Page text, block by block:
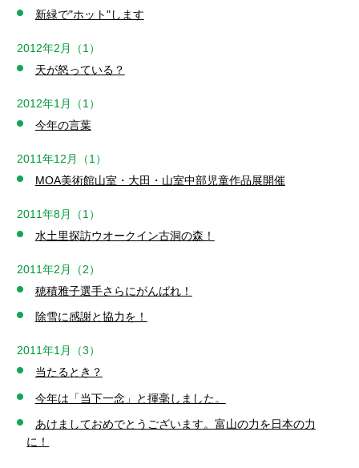
新緑で"ホット"します
2012年2月（1）
天が怒っている？
2012年1月（1）
今年の言葉
2011年12月（1）
MOA美術館山室・大田・山室中部児童作品展開催
2011年8月（1）
水土里探訪ウオークイン古洞の森！
2011年2月（2）
穂積雅子選手さらにがんばれ！
除雪に感謝と協力を！
2011年1月（3）
当たるとき？
今年は「当下一念」と揮毫しました。
あけましておめでとうございます。富山の力を日本の力
に！